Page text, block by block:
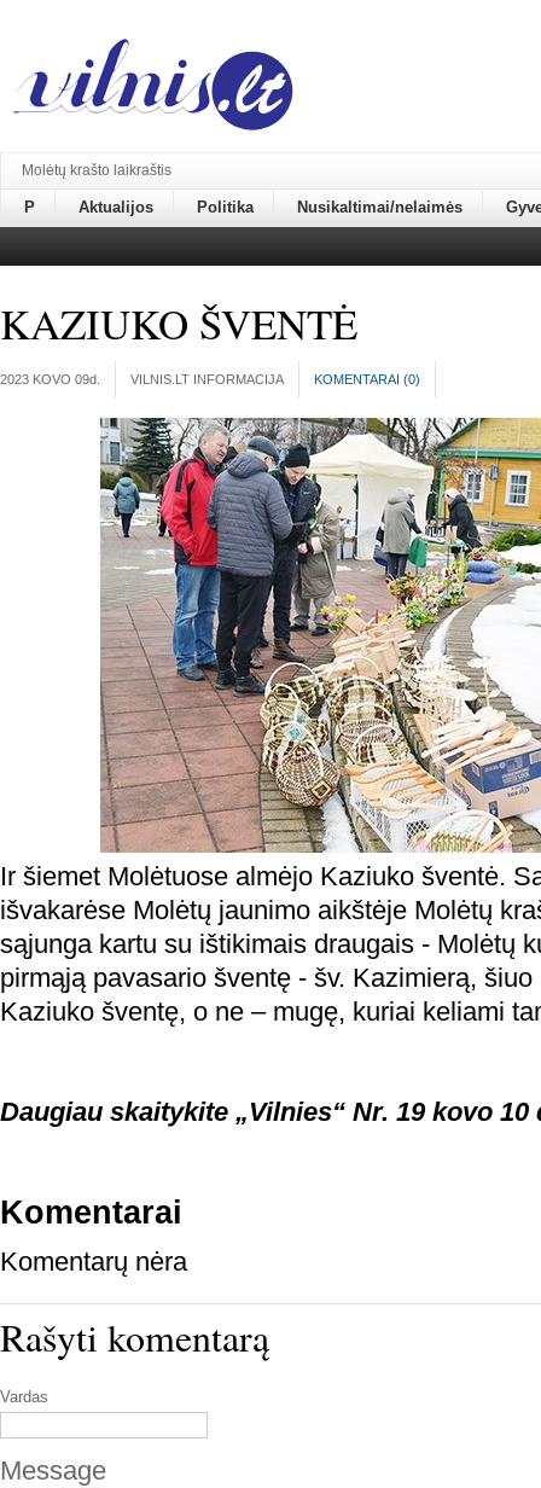
Molėtų krašto laikraštis
P Aktualijos Politika Nusikaltimai/nelaimės
KAZIUKO ŠVENTĖ
2023 KOVO 09d. VILNIS.LT INFORMACIJA KOMENTARAI (0)
Ir šiemet Molėtuose almėjo Kaziuko šventė.
išvakarėse Molėtų jaunimo aikštėje Molėtų
sąjunga kartu su ištikimais draugais - Molėtų
pirmąją pavasario šventę - šv. Kazimierą,
Kaziuko šventę, o ne – mugę, kuriai keliami
Daugiau skaitykite „Vilnies“ Nr. 19 kovo 10
Komentarai
Komentarų nėra
Rašyti komentarą
Vardas
Message